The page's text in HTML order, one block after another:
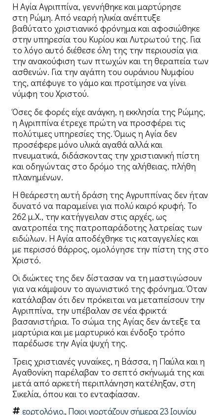
Η Αγία Αγριππίνα, γεννήθηκε και μαρτύρησε
στη Ρώμη. Από νεαρή ηλικία ανέπτυξε
βαθύτατο χριστιανικό φρόνημα και αφοσιώθηκε
στην υπηρεσία του Κυρίου και Λυτρωτού της. Για
το λόγο αυτό διέθεσε όλη της την περιουσία για
την ανακούφιση των πτωχών και τη θεραπεία των
ασθενών. Για την αγάπη του ουράνιου Νυμφίου
της, απέφυγε το γάμο και προτίμησε να γίνει
νύμφη του Χριστού.
Όσες δε φορές είχε ανάγκη, η εκκλησία της Ρώμης,
η Αγριππίνα έτρεχε πρώτη να προσφέρει τις
πολύτιμες υπηρεσίες της. Όμως η Αγία δεν
προσέφερε μόνο υλικά αγαθά αλλά και
πνευματικά, διδάσκοντας την χριστιανική πίστη
και οδηγώντας στο δρόμο της αλήθειας, πλήθη
πλανημένων.
Η θεάρεστη αυτή δράση της Αγρυππίνας δεν ήταν
δυνατό να παραμείνει για πολύ καιρό κρυφή. Το
262 μ.Χ., την κατήγγειλαν στις αρχές, ως
ανατροπέα της πατροπαράδοτης λατρείας των
ειδώλων. Η Αγία αποδέχθηκε τις καταγγελίες και
με περισσό θάρρος, ομολόγησε την πίστη της στο
Χριστό.
Οι διώκτες της δεν δίστασαν να τη μαστιγώσουν
για να κάμψουν το αγωνιστικό της φρόνημα. Όταν
κατάλαβαν ότι δεν πρόκειται να μεταπείσουν την
Αγριππίνα, την υπέβαλαν σε νέα φρικτά
βασανιστήρια. Το σώμα της Αγίας δεν άντεξε τα
μαρτύρια και με μαρτυρικό και ένδοξο τρόπο
παρέδωσε την Αγία ψυχή της.
Τρεις χριστιανές γυναίκες, η Βάσσα, η Παύλα και η
Αγαθονίκη παρέλαβαν το σεπτό σκήνωμά της και
μετά από αρκετή περιπλάνηση κατέληξαν, στη
Σικελία, όπου και το ενταφίασαν.
εορτολόγιο., Ποιοι γιορτάζουν σήμερα 23 Ιουνίου